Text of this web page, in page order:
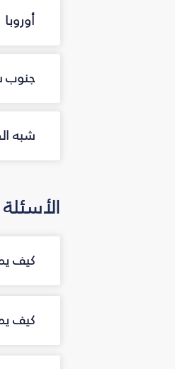
أوروبا
جنوب
شبه
كيف
كيف